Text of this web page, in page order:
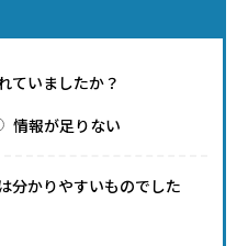
ていましたか？
情報が足りない
分かりやすいものでした